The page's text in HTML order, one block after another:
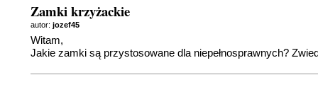
Zamki krzyżackie
autor:jozef45
Witam,
Jakie zamki są przystosowane dla niepełnosprawnych?